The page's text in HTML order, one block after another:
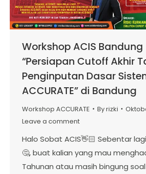
Workshop ACIS Bandung
“Persiapan Cutoff Akhir
Penginputan Dasar
ACCURATE” di Bandung
Workshop ACCURATE Byrizki
Leave a comment
Halo Sobat ACIS👋🏻 Sebentar
🤔, buat kalian yang mau
Tahunan atau masih bingung